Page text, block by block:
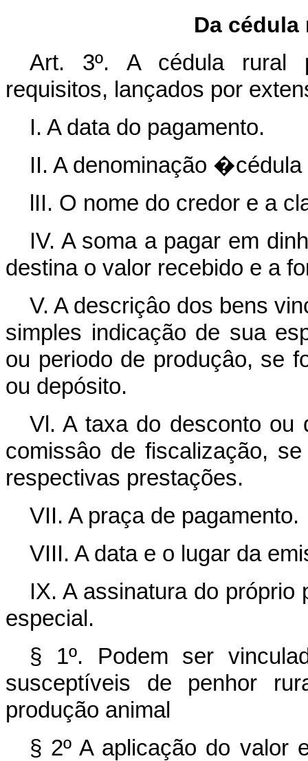
Da
Art. 3º. A cédula rural
requisitos, lançados por
I. A data do pagamento.
II. A denominação
lII. O nome do credor e a
IV. A soma a pagar em
destina o valor recebido e a
V. A descriçâo dos bens
simples indicação de sua
ou periodo de produçâo, se
ou depósito.
Vl. A taxa do desconto ou
comissâo de fiscalização,
respectivas prestações.
VII. A praça de pagamento.
VIII. A data e o lugar da
IX. A assinatura do próprio
especial.
§ 1º. Podem ser
susceptíveis de penhor
produção animal
§ 2º A aplicação do valor